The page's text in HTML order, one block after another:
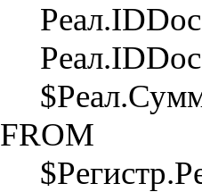
Реал.IDDoc
FROM